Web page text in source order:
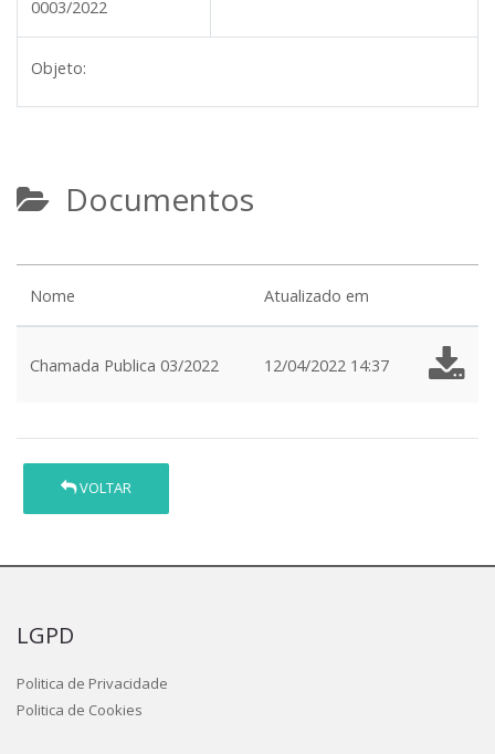
0003/2022
Objeto:
Documentos
Nome Atualizado em
Chamada Publica 03/2022 12/04/2022 14:37
VOLTAR
LGPD
Politica de Privacidade
Politica de Cookies